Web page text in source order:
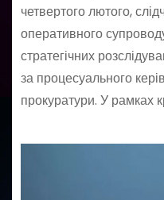
четвертого лютого,
оперативного
стратегічних
за процесуального
прокуратури. У рамках